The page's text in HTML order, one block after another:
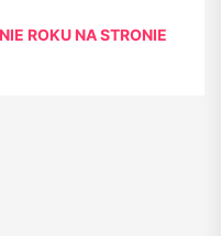
ROKU NA STRONIE